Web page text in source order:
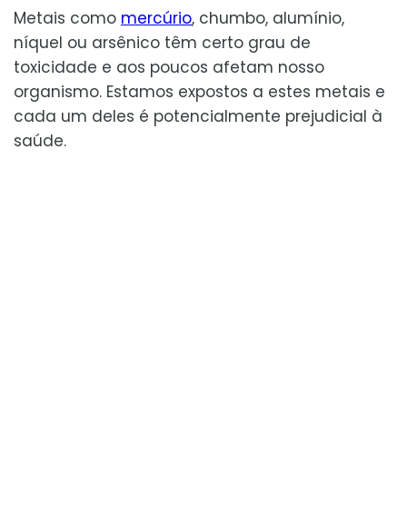
Metais como mercúrio, chumbo, alumínio,
níquel ou arsênico têm certo grau de
toxicidade e aos poucos afetam nosso
organismo. Estamos expostos a estes metais e
cada um deles é potencialmente prejudicial à
saúde.